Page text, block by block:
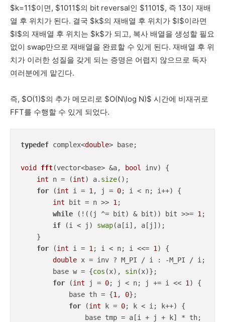
$k=11$이면, $1011$의 bit reversal인 $1101$, 즉 13이 재배
열 후 위치가 된다. 결국 $k$의 재배열 후 위치가 $l$이라면
$l$의 재배열 후 위치는 $k$가 되고, 복사 배열을 생성할 필요
없이 swap만으로 재배열을 완료할 수 있게 된다. 재배열 후 위
치가 이러한 성질을 갖게 되는 증명은 어렵지 않으므로 독자
여러분에게 맡긴다.
즉, $O(1)$의 추가 메모리로 $O(N\log N)$ 시간에 비재귀로
FFT를 수행할 수 있게 되었다.
typedef complex<double> base;
void fft(vector<base> &a, bool inv)
{
int n = (int) a. size();
for (int i = 1 , j = 0; i < n; i++) {
int bit = n >> 1 ;
while (!((j ^= bit) & bit)) bit >>= 1 ;
if (i < j) swap(a[i], a[j]);
    }
for (int i = 1 ; i < n; i <<= 1 ) {
double x = inv ? M_PI / i : -M_PI / i;
        base w = {
cos (x), sin(x)};
for (int j = 0; j < n; j += i << 1 ) {
            base th = {
1 , 0};
for (int k = 0; k < i; k++) {
                base tmp = a[i + j + k] * th;